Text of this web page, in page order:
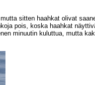
sitten haahkat olivat
pois, koska haahkat
minuutin kuluttua, mutta